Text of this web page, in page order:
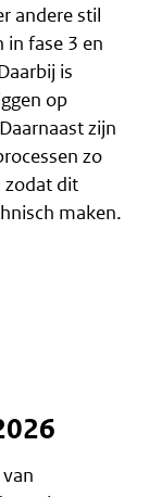
andere stil
in fase 3 en
is
op
zijn
zo
zodat dit
maken.